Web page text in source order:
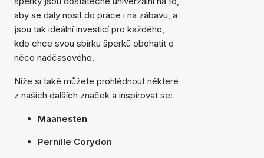
aby se daly nosit do práce i na zábavu, a
jsou tak ideální investicí pro každého,
kdo chce svou sbírku šperků obohatit o
něco nadčasového.
Níže si také můžete prohlédnout některé
z našich dalších značek a inspirovat se:
Maanesten
Pernille Corydon